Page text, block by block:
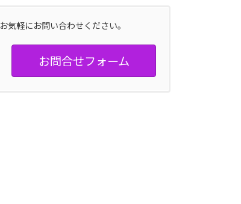
お気軽にお問い合わせください。
お問合せフォーム